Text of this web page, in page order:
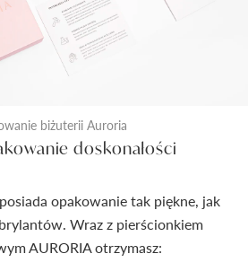
biżuterii Auroria
doskonałości
opakowanie tak piękne, jak
Wraz z pierścionkiem
AURORIA otrzymasz: